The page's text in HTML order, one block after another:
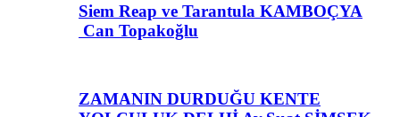
Siem Reap ve Tarantula KAMBOÇYA
Can Topakoğlu
ZAMANIN DURDUĞU KENTE